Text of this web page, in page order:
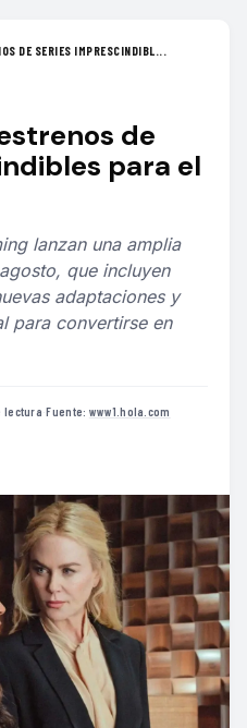
DE SERIES IMPRESCINDIBL...
de
para el
lanzan una amplia
que incluyen
adaptaciones y
para convertirse en
lectura·Fuente: www1.hola.com